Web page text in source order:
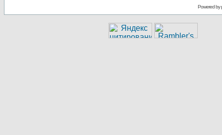
Powered by